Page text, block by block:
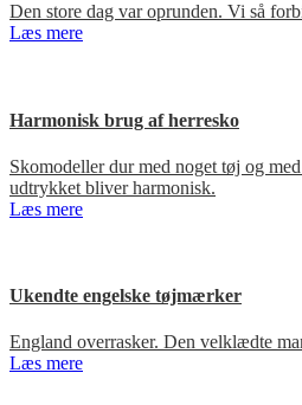
Den store dag var oprunden. Vi så
Læs mere
Harmonisk brug af herresko
Skomodeller dur med noget tøj og
udtrykket bliver harmonisk.
Læs mere
Ukendte engelske tøjmærker
England overrasker. Den velklædte
Læs mere